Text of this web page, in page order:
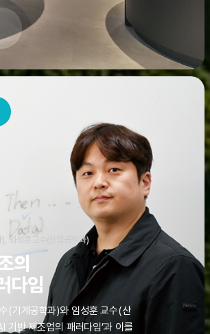
방을 왔던 고등학생도, 자녀를 방
손으로 돌려보내야 했던 아쉬움
니크 스토어(UNIQUE
로 지난해 11월 문을 열었다.
임성훈교수(산업공학과)
의
다임
(기계공학과)와 임성훈 교수(산
기반 제조업의 패러다임’과 이를